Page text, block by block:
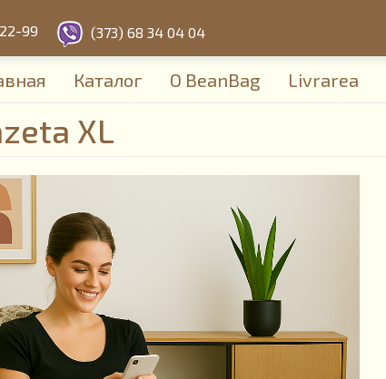
99 (373) 68 34 04 04
Каталог О BeanBag Livrarea
XL